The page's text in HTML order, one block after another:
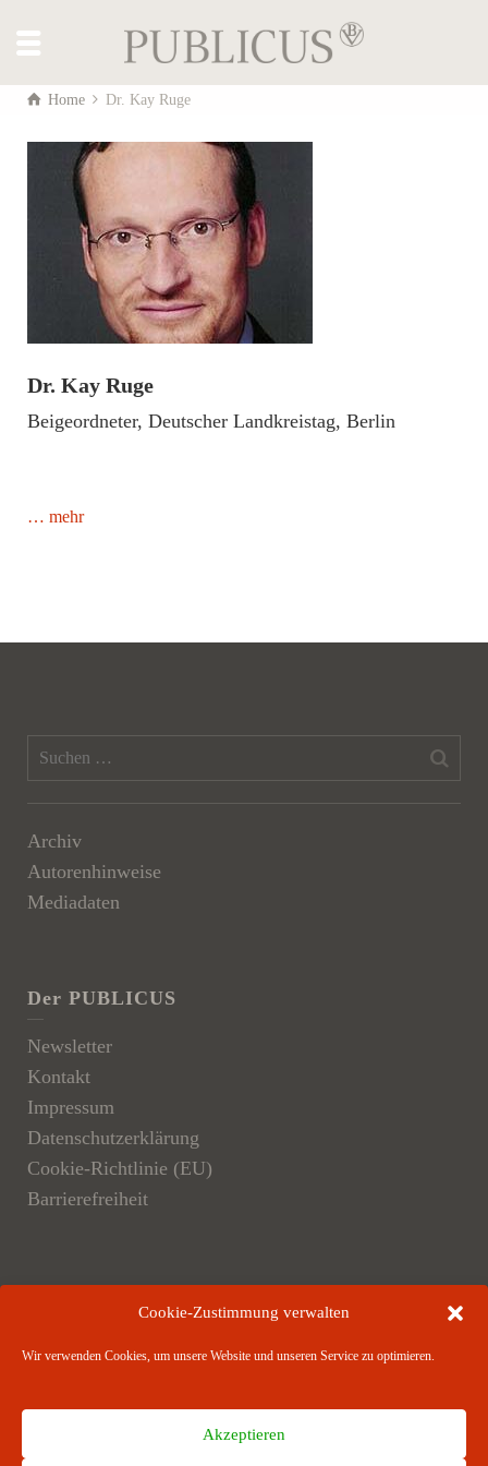
Cookie-Zustimmung verwalten
Wir verwenden Cookies, um unsere Website und unseren Service zu optimieren.
Akzeptieren
Home Dr. Kay Ruge
Dr. Kay Ruge
Beigeordneter, Deutscher Landkreistag, Berlin
… mehr
Archiv
Autorenhinweise
Mediadaten
Der PUBLICUS
Newsletter
Kontakt
Impressum
Datenschutzerklärung
Cookie-Richtlinie (EU)
Barrierefreiheit